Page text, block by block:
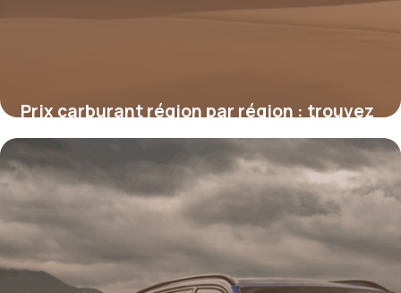
Prix carburant région par région : trouvez
la meilleure station
16 juin 2026